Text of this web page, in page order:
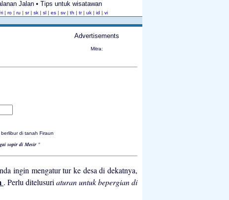
Jalan • Tips untuk wisatawan
| ro | ru | sr | sk | sl | es | sv | th | tr | uk | id | vi
Advertisements
Mitra:
berlibur di tanah Firaun
sopir di Mesir "
ingin mengatur tur ke desa di dekatnya,
. Perlu ditelusuri aturan untuk bepergian di